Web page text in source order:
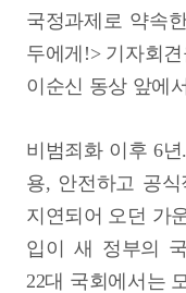
국정과제로 약속
두에게!> 기자회
이순신 동상 앞에
비범죄화 이후 6
용, 안전하고 공
지연되어 오던 가
입이 새 정부의
22대 국회에서는